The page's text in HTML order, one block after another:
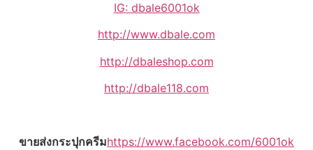
IG: dbale6001ok
http://www.dbale.com
http://dbaleshop.com
http://dbale118.com
ขายส่งกระปุกครีมhttps://www.facebook.com/6001ok